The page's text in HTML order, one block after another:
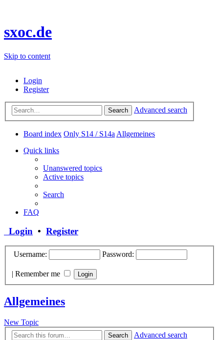
sxoc.de
Skip to content
Login
Register
Search Advanced search
Board index Only S14 / S14a Allgemeines
Quick links
Unanswered topics
Active topics
Search
FAQ
Login • Register
Username: Password:
| Remember me
Allgemeines
New Topic
Search
Advanced search